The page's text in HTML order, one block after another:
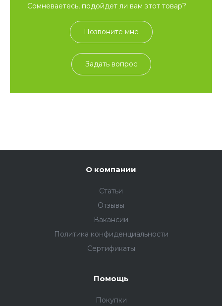
Сомневаетесь, подойдет ли вам этот товар?
Позвоните мне
Задать вопрос
О компании
Статьи
Отзывы
Вакансии
Политика конфиденциальности
Сертификаты
Помощь
Покупки